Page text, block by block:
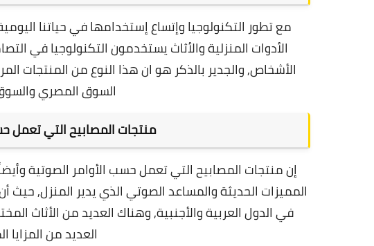
مع تطور التكنولوجيا وإتساع إستخدامها في حياتنا
الأدوات المنزلية والأثاث يستخدمون التكنولوجيا في
الأشخاص, والجدير بالذكر هو ان هذا النوع من المنتجات
السوق المصري
منتجات المصابيح التي تعمل
إن منتجات المصابيح التي تعمل حسب الأوامر الصوتية
المميزات الحديثة والمساعد الصوتي الذي يدير المنزل,حيث
في الدول العربية والأجنبية,وهناك العديد من الأثاث
العديد من المزايا